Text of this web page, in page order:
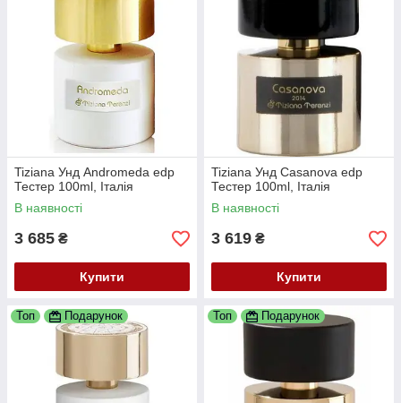
Tiziana Унд Andromeda edp
Тестер 100ml, Італія
В наявності
3 685 ₴
Купити
Tiziana Унд Casanova edp
Тестер 100ml, Італія
В наявності
3 619 ₴
Купити
Топ Подарунок Топ Подарунок